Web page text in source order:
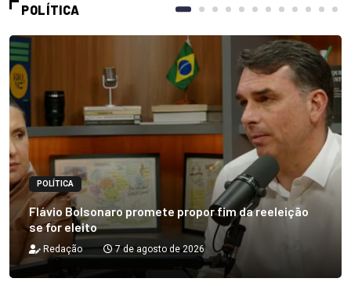
POLÍTICA
POLÍTICA
Flávio Bolsonaro promete propor fim da reeleição
se for eleito
Redação 7 de agosto de 2026